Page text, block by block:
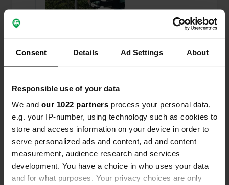
Consent Details Ad Settings About
Responsible use of your data
We and our 1022 partners process your personal data,
e.g. your IP-number, using technology such as cookies to
store and access information on your device in order to
serve personalized ads and content, ad and content
measurement, audience research and services
development. You have a choice in who uses your data
and for what purposes. Your privacy choices are only
Ho recensito una posizione
Sitecode: 25395
Posto bello e tranquillo immerso nel verde. I
sanitari quest'anno sono chiusi con la nota che ce
l'hai anche nella casa mobile.
Tradotto da GoogleMostra originale
Ho recensito una posizione—circa 4 anni fa